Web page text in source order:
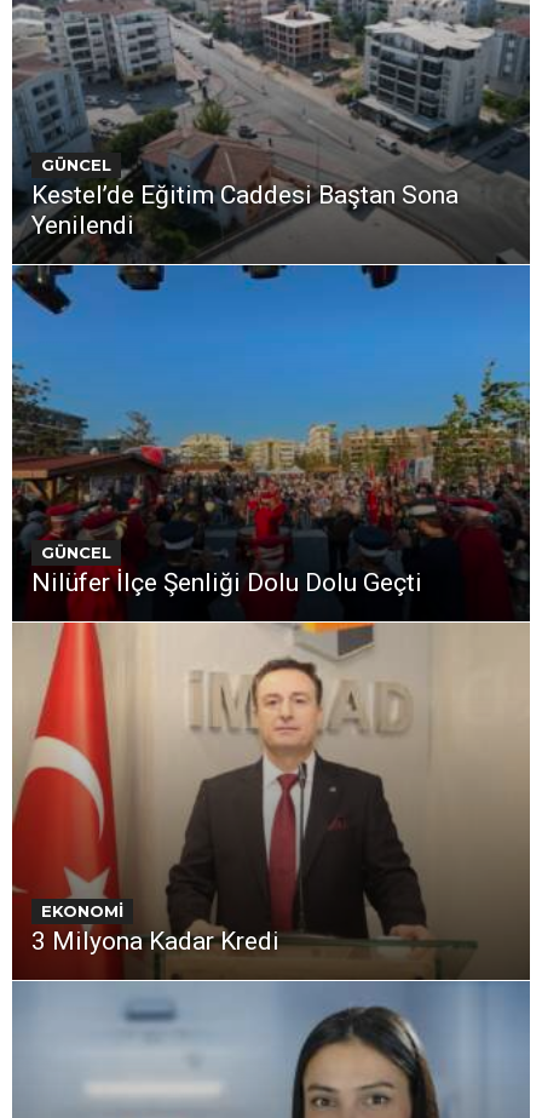
GÜNCEL
Kestel’de Eğitim Caddesi Baştan Sona
Yenilendi
GÜNCEL
Nilüfer İlçe Şenliği Dolu Dolu Geçti
EKONOMİ
3 Milyona Kadar Kredi